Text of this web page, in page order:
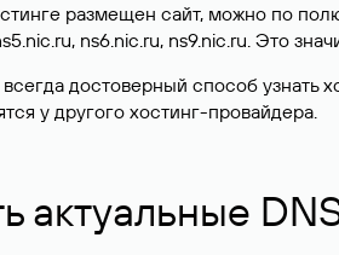
размещен сайт, можно по
ns6.nic.ru, ns9.nic.ru. Это
достоверный способ узнать
у другого хостинг-провайдера.
актуальные